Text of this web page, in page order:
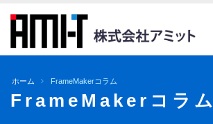
ホーム FrameMakerコラム
FrameMakerコラム